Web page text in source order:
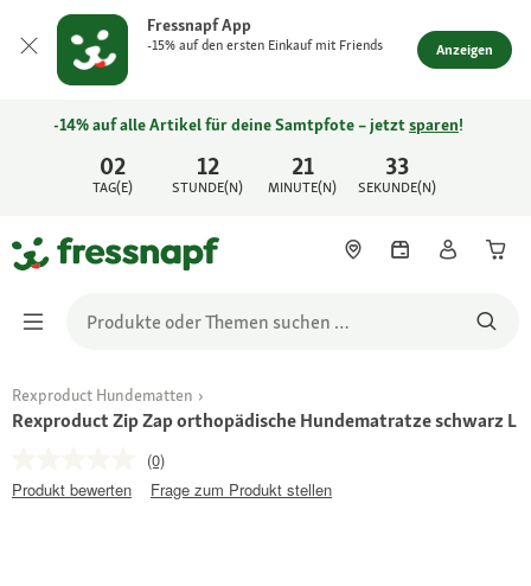
Fressnapf App
-15% auf den ersten Einkauf mit Friends Anzeigen
02
TAG(E)
12
STUNDE(N)
21
MINUTE(N)
33
SEKUNDE(N)
-14% auf alle Artikel für deine Samtpfote – jetztsparen!
Rexproduct Hundematten
Rexproduct Zip Zap orthopädische Hundematratze schwarz L
(0)
Produkt bewerten
Frage zum Produkt stellen